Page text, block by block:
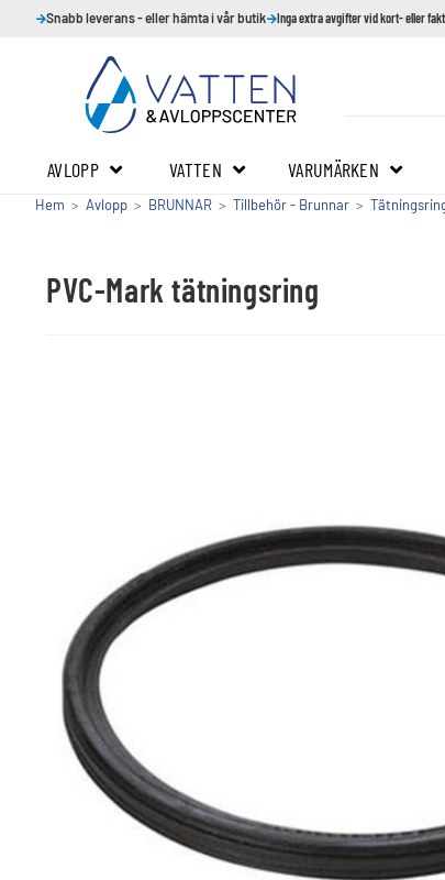
Snabb leverans - eller hämta i vår butik Inga extra avgifter vid kort- eller
AVLOPP VATTEN VARUMÄRKEN
Hem > Avlopp > BRUNNAR > Tillbehör - Brunnar >
PVC-Mark tätningsring